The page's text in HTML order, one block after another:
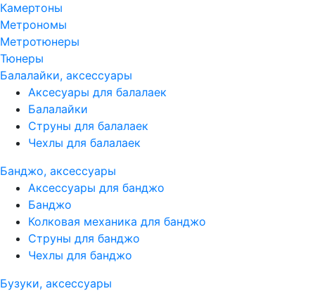
Камертоны
Метрономы
Метротюнеры
Тюнеры
Балалайки, аксессуары
Аксесуары для балалаек
Балалайки
Струны для балалаек
Чехлы для балалаек
Банджо, аксессуары
Аксессуары для банджо
Банджо
Колковая механика для банджо
Струны для банджо
Чехлы для банджо
Бузуки, аксессуары